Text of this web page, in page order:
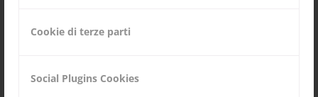
Cookie di terze parti
Social Plugins Cookies
20.12.2013